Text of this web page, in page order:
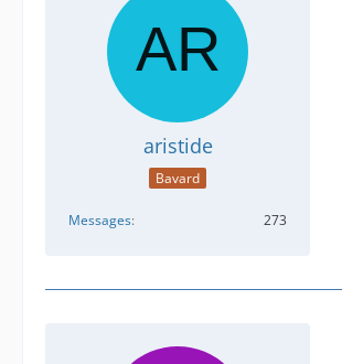
aristide
Bavard
Messages 273